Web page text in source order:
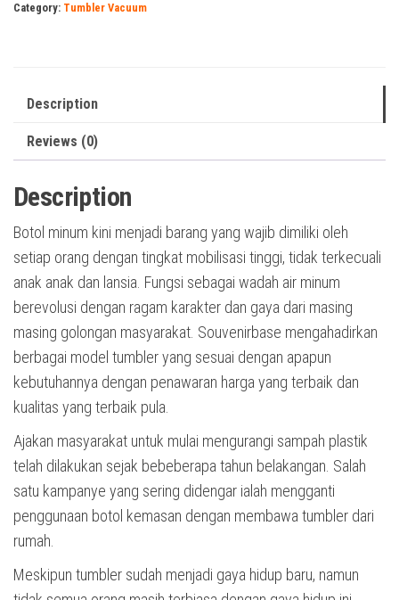
Category: Tumbler Vacuum
Description
Reviews (0)
Description
Botol minum kini menjadi barang yang wajib dimiliki oleh
setiap orang dengan tingkat mobilisasi tinggi, tidak terkecuali
anak anak dan lansia. Fungsi sebagai wadah air minum
berevolusi dengan ragam karakter dan gaya dari masing
masing golongan masyarakat. Souvenirbase mengahadirkan
berbagai model tumbler yang sesuai dengan apapun
kebutuhannya dengan penawaran harga yang terbaik dan
kualitas yang terbaik pula.
Ajakan masyarakat untuk mulai mengurangi sampah plastik
telah dilakukan sejak bebeberapa tahun belakangan. Salah
satu kampanye yang sering didengar ialah mengganti
penggunaan botol kemasan dengan membawa tumbler dari
rumah.
Meskipun tumbler sudah menjadi gaya hidup baru, namun